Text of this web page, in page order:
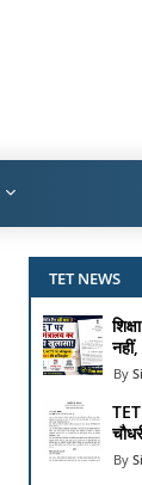
TET NEWS